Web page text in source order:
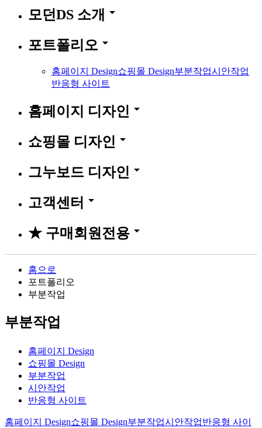
모던DS 소개 arrow_drop_down
포트폴리오 arrow_drop_down
홈페이지 Design쇼핑몰 Design부분작업시안작업
반응형 사이트
홈페이지 디자인 arrow_drop_down
쇼핑몰 디자인 arrow_drop_down
그누보드 디자인 arrow_drop_down
고객센터 arrow_drop_down
★ 구매회원전용 arrow_drop_down
홈으로
포트폴리오
부분작업
부분작업
홈페이지 Design
쇼핑몰 Design
부분작업
시안작업
반응형 사이트
홈페이지 Design쇼핑몰 Design부분작업시안작업반응형 사이